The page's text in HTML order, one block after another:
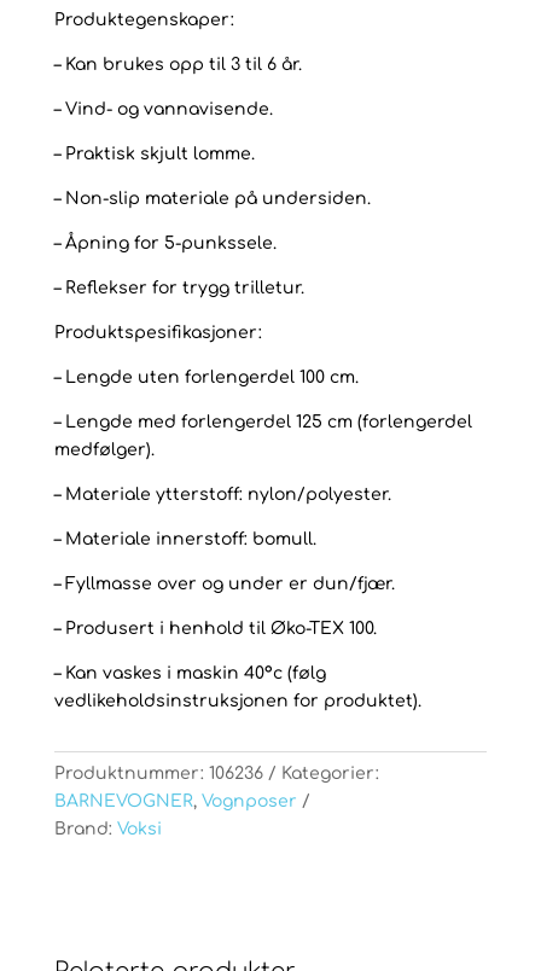
Produktegenskaper:
– Kan brukes opp til 3 til 6 år.
– Vind- og vannavisende.
– Praktisk skjult lomme.
– Non-slip materiale på undersiden.
– Åpning for 5-punkssele.
– Reflekser for trygg trilletur.
Produktspesifikasjoner:
– Lengde uten forlengerdel 100 cm.
– Lengde med forlengerdel 125 cm (forlengerdel
medfølger).
– Materiale ytterstoff: nylon/polyester.
– Materiale innerstoff: bomull.
– Fyllmasse over og under er dun/fjær.
– Produsert i henhold til Øko-TEX 100.
– Kan vaskes i maskin 40°c (følg
vedlikeholdsinstruksjonen for produktet).
Produktnummer: 106236
Kategorier:
BARNEVOGNER, Vognposer
Brand: Voksi